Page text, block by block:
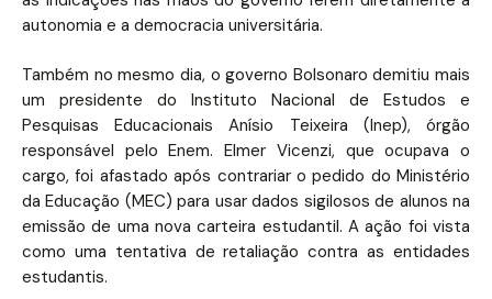
autonomia e a democracia universitária.
Também no mesmo dia, o governo Bolsonaro demitiu mais
um presidente do Instituto Nacional de Estudos e
Pesquisas Educacionais Anísio Teixeira (Inep), órgão
responsável pelo Enem. Elmer Vicenzi, que ocupava o
cargo, foi afastado após contrariar o pedido do Ministério
da Educação (MEC) para usar dados sigilosos de alunos na
emissão de uma nova carteira estudantil. A ação foi vista
como uma tentativa de retaliação contra as entidades
estudantis.